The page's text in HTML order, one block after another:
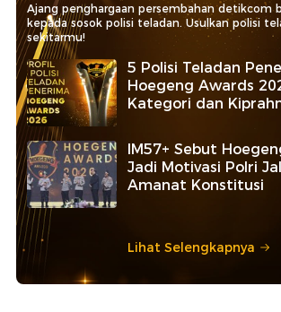
Ajang penghargaan persembahan detikcom
kepada sosok polisi teladan. Usulkan polisi
sekitarmu!
5 Polisi Teladan
Hoegeng Awards
Kategori dan
IM57+ Sebut
Jadi Motivasi Polri
Amanat Konstitusi
Lihat Selengkapnya